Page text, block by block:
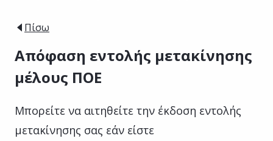
Πίσω
Απόφαση εντολής μετακίνησης
μέλους ΠΟΕ
Μπορείτε να αιτηθείτε την έκδοση εντολής
μετακίνησης σας εάν είστε